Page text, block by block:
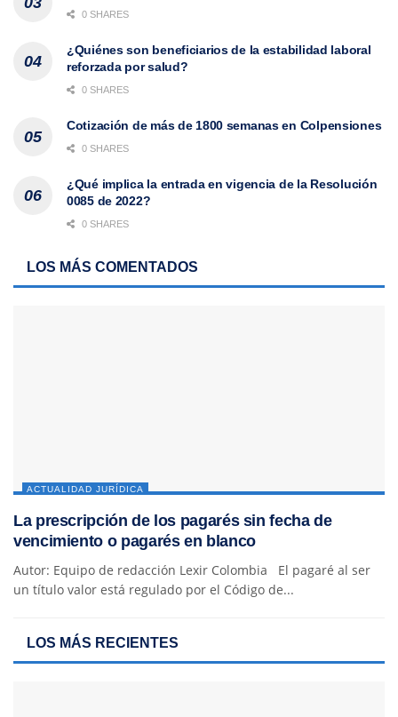
0 SHARES
¿Quiénes son beneficiarios de la estabilidad laboral
reforzada por salud?
0 SHARES
Cotización de más de 1800 semanas en Colpensiones
0 SHARES
¿Qué implica la entrada en vigencia de la Resolución
0085 de 2022?
0 SHARES
LOS MÁS COMENTADOS
ACTUALIDAD JURÍDICA
La prescripción de los pagarés sin fecha de
vencimiento o pagarés en blanco
Autor: Equipo de redacción Lexir Colombia El pagaré al ser
un título valor está regulado por el Código de...
LOS MÁS RECIENTES